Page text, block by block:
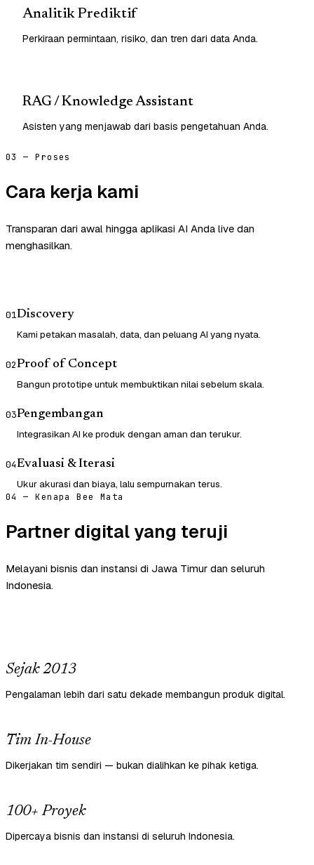
Analitik Prediktif
Perkiraan permintaan, risiko, dan tren dari data Anda.
RAG / Knowledge Assistant
Asisten yang menjawab dari basis pengetahuan Anda.
03 — Proses
Cara kerja kami
Transparan dari awal hingga aplikasi AI Anda live dan
menghasilkan.
01Discovery
Kami petakan masalah, data, dan peluang AI yang nyata.
02Proof of Concept
Bangun prototipe untuk membuktikan nilai sebelum skala.
03Pengembangan
Integrasikan AI ke produk dengan aman dan terukur.
04Evaluasi & Iterasi
Ukur akurasi dan biaya, lalu sempurnakan terus.
04 — Kenapa Bee Mata
Partner digital yang teruji
Melayani bisnis dan instansi di Jawa Timur dan seluruh
Indonesia.
Sejak 2013
Pengalaman lebih dari satu dekade membangun produk digital.
Tim In-House
Dikerjakan tim sendiri — bukan dialihkan ke pihak ketiga.
100+ Proyek
Dipercaya bisnis dan instansi di seluruh Indonesia.